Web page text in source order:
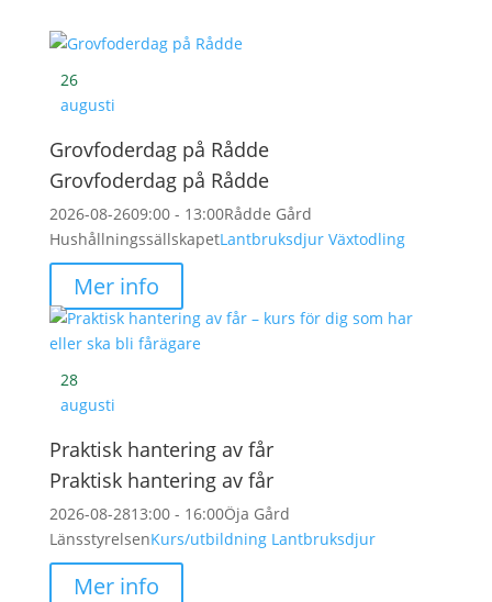
26
augusti
Grovfoderdag på Rådde
Grovfoderdag på Rådde
2026-08-2609:00 - 13:00Rådde Gård
HushållningssällskapetLantbruksdjur Växtodling
Mer info
28
augusti
Praktisk hantering av får
Praktisk hantering av får
2026-08-2813:00 - 16:00Öja Gård
LänsstyrelsenKurs/utbildning Lantbruksdjur
Mer info